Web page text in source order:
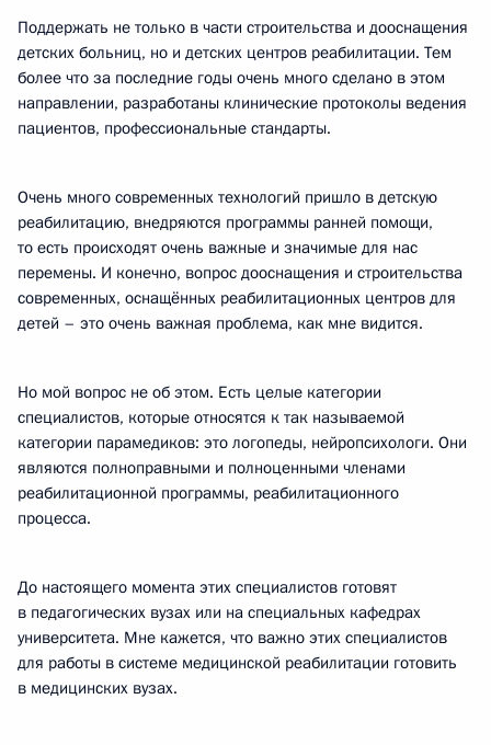
Поддержать не только в части строительства и дооснащения
детских больниц, но и детских центров реабилитации. Тем
более что за последние годы очень много сделано в этом
направлении, разработаны клинические протоколы ведения
пациентов, профессиональные стандарты.
Очень много современных технологий пришло в детскую
реабилитацию, внедряются программы ранней помощи,
то есть происходят очень важные и значимые для нас
перемены. И конечно, вопрос дооснащения и строительства
современных, оснащённых реабилитационных центров для
детей – это очень важная проблема, как мне видится.
Но мой вопрос не об этом. Есть целые категории
специалистов, которые относятся к так называемой
категории парамедиков: это логопеды, нейропсихологи. Они
являются полноправными и полноценными членами
реабилитационной программы, реабилитационного
процесса.
До настоящего момента этих специалистов готовят
в педагогических вузах или на специальных кафедрах
университета. Мне кажется, что важно этих специалистов
для работы в системе медицинской реабилитации готовить
в медицинских вузах.